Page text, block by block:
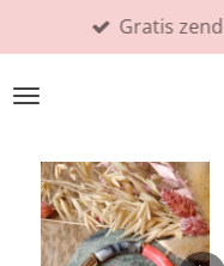
direct
naar
hoofdinhoud
Gratis